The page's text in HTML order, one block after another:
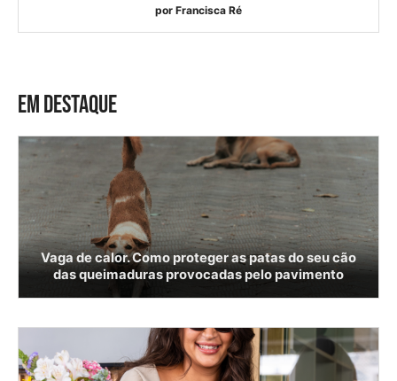
por Francisca Ré
EM DESTAQUE
Vaga de calor. Como proteger as patas do seu cão
das queimaduras provocadas pelo pavimento